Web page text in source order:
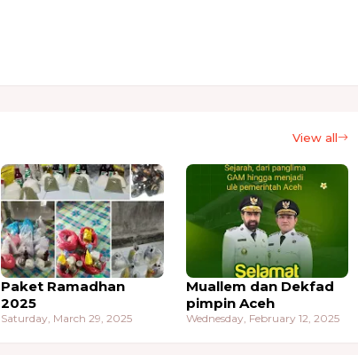
View all
Paket Ramadhan
2025
Saturday, March 29, 2025
Muallem dan Dekfad
pimpin Aceh
Wednesday, February 12, 2025